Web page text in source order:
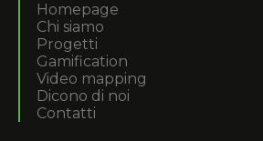
Homepage
Chi siamo
Progetti
Gamification
Video mapping
Dicono di noi
Contatti